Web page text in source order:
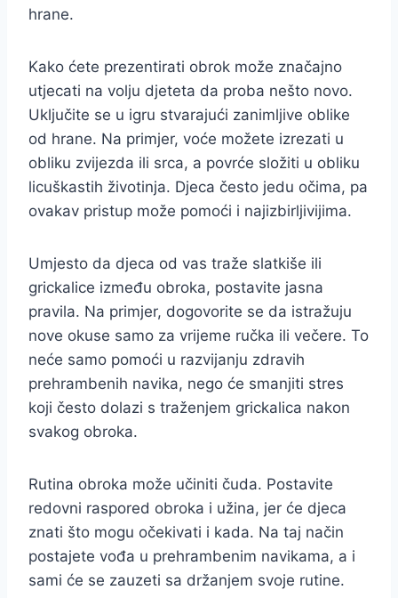
hrane.
Kako ćete prezentirati obrok može značajno
utjecati na volju djeteta da proba nešto novo.
Uključite se u igru stvarajući zanimljive oblike
od hrane. Na primjer, voće možete izrezati u
obliku zvijezda ili srca, a povrće složiti u obliku
licuškastih životinja. Djeca često jedu očima, pa
ovakav pristup može pomoći i najizbirljivijima.
Umjesto da djeca od vas traže slatkiše ili
grickalice između obroka, postavite jasna
pravila. Na primjer, dogovorite se da istražuju
nove okuse samo za vrijeme ručka ili večere. To
neće samo pomoći u razvijanju zdravih
prehrambenih navika, nego će smanjiti stres
koji često dolazi s traženjem grickalica nakon
svakog obroka.
Rutina obroka može učiniti čuda. Postavite
redovni raspored obroka i užina, jer će djeca
znati što mogu očekivati i kada. Na taj način
postajete vođa u prehrambenim navikama, a i
sami će se zauzeti sa držanjem svoje rutine.